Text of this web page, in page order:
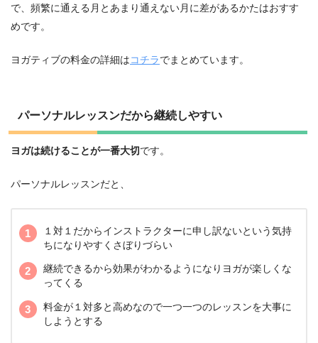
で、頻繁に通える月とあまり通えない月に差があるかたはおすす
めです。
ヨガティブの料金の詳細は コチラ でまとめています。
パーソナルレッスンだから継続しやすい
ヨガは続けることが一番大切 です。
パーソナルレッスンだと、
１対１だからインストラクターに申し訳ないという気持
ちになりやすくさぼりづらい
継続できるから効果がわかるようになりヨガが楽しくな
ってくる
料金が１対多と高めなので一つ一つのレッスンを大事に
しようとする